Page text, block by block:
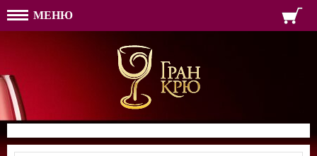
МЕНЮ
ПАРОЛЬ
ФОРМА ОБРАТНОЙ
ТЕЛЕФОН:
ИМЯ
ПАРОЛЬ